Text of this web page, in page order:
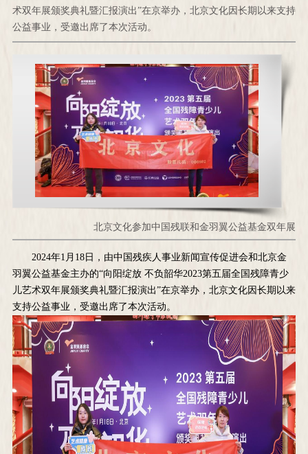
术双年展颁奖典礼暨汇报演出”在京举办，北京文化因长期以来支持
公益事业，受邀出席了本次活动。
北京文化参加中国残联和金羽翼公益基金双年展
2024年1月18日，由中国残疾人事业新闻宣传促进会和北京金
羽翼公益基金主办的“向阳绽放 不负韶华2023第五届全国残障青少
儿艺术双年展颁奖典礼暨汇报演出”在京举办，北京文化因长期以来
支持公益事业，受邀出席了本次活动。